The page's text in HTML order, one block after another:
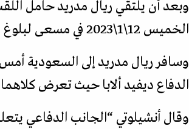
الخميس 12\1\2023 في مسعى لبلوغ النهائي يوم الأحد 15\1\2023.
الدفاع ديفيد ألابا حيث تعرض
وقال أنشيلوتي “الجانب الدفاعي